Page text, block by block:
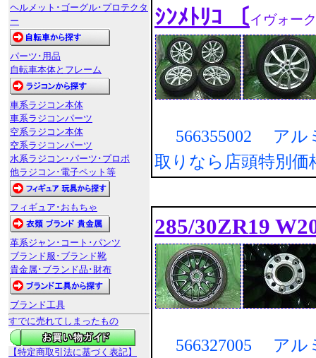
ヘルメット･ゴーグル･プロテクタ
ー
パーツ･用品
自転車本体とフレーム
車系ラジコン本体
車系ラジコンパーツ
空系ラジコン本体
空系ラジコンパーツ
水系ラジコン･パーツ･プロポ
他ラジコン･電子ペット等
フィギュア･おもちゃ
革系ジャン･コート･パンツ
ブランド服･ブランド靴
貴金属･ブランド品･財布
ブランド工具
すでに売れてしまったもの
【特定商取引法に基づく表記】
ｼﾝﾒﾄﾘｺ 〔イヴォーク
566355002 アル
取りなら店頭特別価
285/30ZR19
566327005 アル